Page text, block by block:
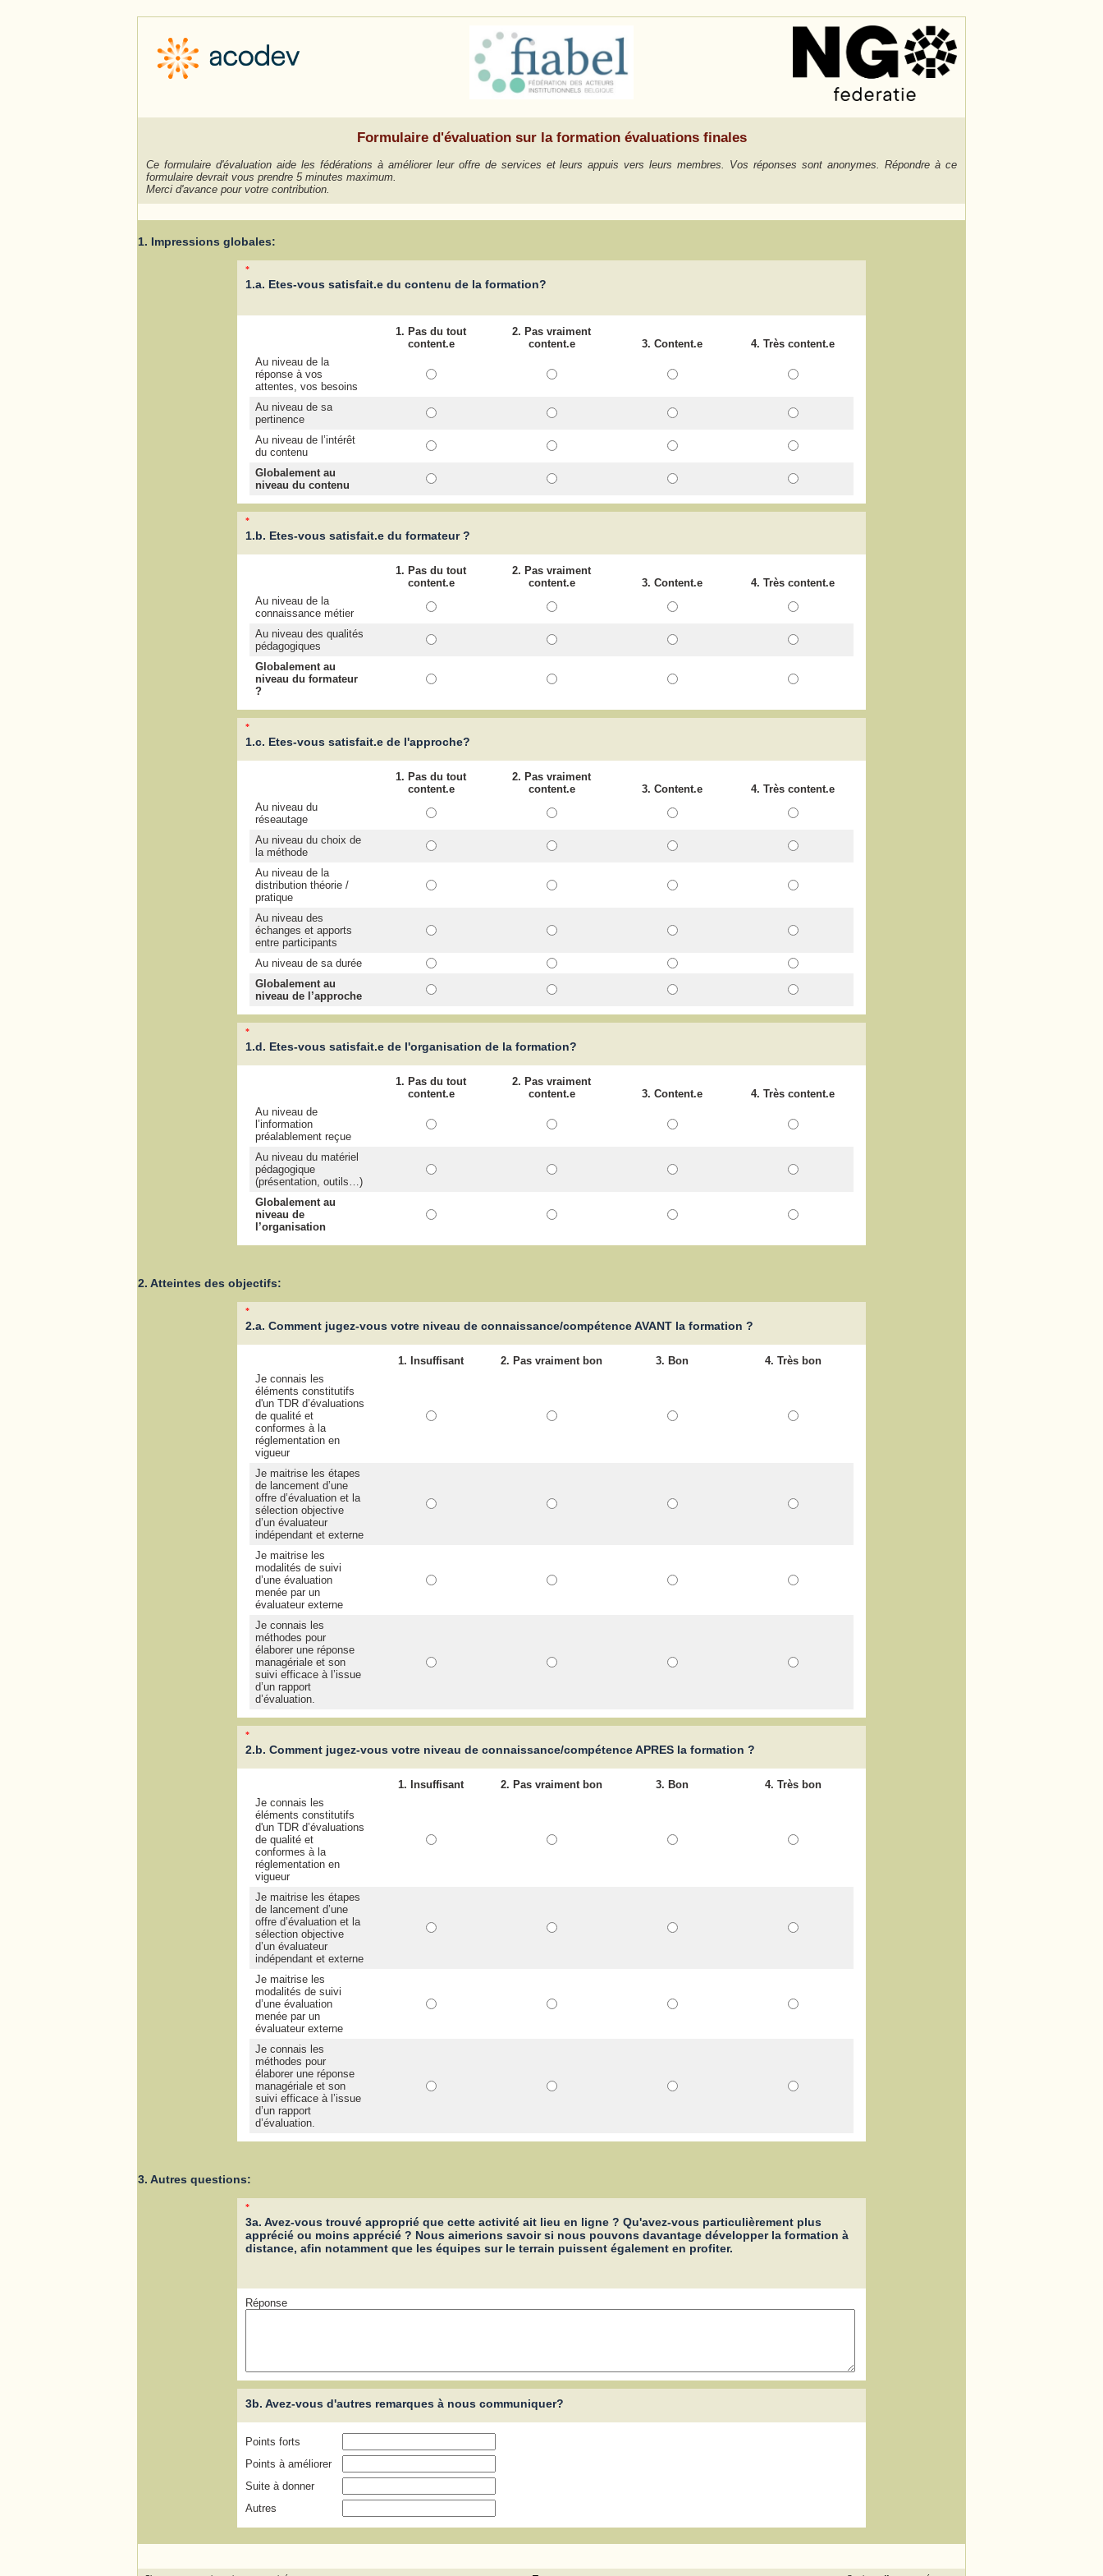
Formulaire d'évaluation sur la formation évaluations finales
Ce formulaire d'évaluation aide les fédérations à améliorer leur offre de services et leurs appuis vers leurs membres. Vos réponses sont anonymes. Répondre à ce
formulaire devrait vous prendre 5 minutes maximum.
Merci d'avance pour votre contribution.
1. Impressions globales:
*
1.a. Etes-vous satisfait.e du contenu de la formation?
1. Pas du tout
content.e
2. Pas vraiment
content.e
3. Content.e
4. Très content.e
Au niveau de la
réponse à vos
attentes, vos besoins
Au niveau de sa
pertinence
Au niveau de l’intérêt
du contenu
Globalement au
niveau du contenu
*
1.b. Etes-vous satisfait.e du formateur ?
1. Pas du tout
content.e
2. Pas vraiment
content.e
3. Content.e
4. Très content.e
Au niveau de la
connaissance métier
Au niveau des qualités
pédagogiques
Globalement au
niveau du formateur
?
*
1.c. Etes-vous satisfait.e de l'approche?
1. Pas du tout
content.e
2. Pas vraiment
content.e
3. Content.e
4. Très content.e
Au niveau du
réseautage
Au niveau du choix de
la méthode
Au niveau de la
distribution théorie /
pratique
Au niveau des
échanges et apports
entre participants
Au niveau de sa durée
Globalement au
niveau de l’approche
*
1.d. Etes-vous satisfait.e de l'organisation de la formation?
1. Pas du tout
content.e
2. Pas vraiment
content.e
3. Content.e
4. Très content.e
Au niveau de
l’information
préalablement reçue
Au niveau du matériel
pédagogique
(présentation, outils…)
Globalement au
niveau de
l’organisation
2. Atteintes des objectifs:
*
2.a. Comment jugez-vous votre niveau de connaissance/compétence AVANT la formation ?
1. Insuffisant 2. Pas vraiment bon 3. Bon
4. Très bon
Je connais les
éléments constitutifs
d'un TDR d’évaluations
de qualité et
conformes à la
réglementation en
vigueur
Je maitrise les étapes
de lancement d’une
offre d’évaluation et la
sélection objective
d’un évaluateur
indépendant et externe
Je maitrise les
modalités de suivi
d’une évaluation
menée par un
évaluateur externe
Je connais les
méthodes pour
élaborer une réponse
managériale et son
suivi efficace à l’issue
d’un rapport
d’évaluation.
*
2.b. Comment jugez-vous votre niveau de connaissance/compétence APRES la formation ?
1. Insuffisant 2. Pas vraiment bon 3. Bon
4. Très bon
Je connais les
éléments constitutifs
d'un TDR d’évaluations
de qualité et
conformes à la
réglementation en
vigueur
Je maitrise les étapes
de lancement d’une
offre d’évaluation et la
sélection objective
d’un évaluateur
indépendant et externe
Je maitrise les
modalités de suivi
d’une évaluation
menée par un
évaluateur externe
Je connais les
méthodes pour
élaborer une réponse
managériale et son
suivi efficace à l’issue
d’un rapport
d’évaluation.
3. Autres questions:
*
3a. Avez-vous trouvé approprié que cette activité ait lieu en ligne ? Qu'avez-vous particulièrement plus
apprécié ou moins apprécié ? Nous aimerions savoir si nous pouvons davantage développer la formation à
distance, afin notamment que les équipes sur le terrain puissent également en profiter.
Réponse
3b. Avez-vous d'autres remarques à nous communiquer?
Points forts
Points à améliorer
Suite à donner
Autres